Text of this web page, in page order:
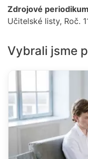
Zdrojové
Učitelské listy, Roč.
Vybrali jsme